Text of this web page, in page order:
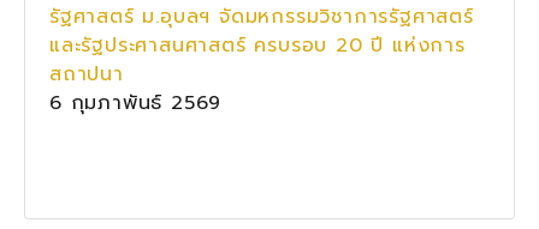
รัฐศาสตร์ ม.อุบลฯ จัดมหกรรมวิชาการรัฐศาสตร์
และรัฐประศาสนศาสตร์ ครบรอบ 20 ปี แห่งการ
สถาปนา
6 กุมภาพันธ์ 2569